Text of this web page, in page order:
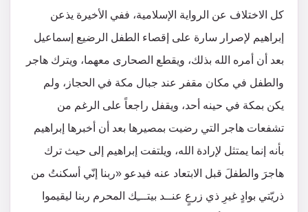
كل الاختلاف عن الرواية الإسلامية، ففي الأخيرة يذعن
إبراهيم لإصرار سارة على إقصاء الطفل الرضيع إسماعيل
بعد أن أمره الله بذلك، ويقطع الصحارى معهما، ويترك هاجر
والطفل في مكان مقفر عند جبال مكة في الحجاز، ولم
يكن بمكة في حينه أحد، ويقفل راجعاً على الرغم من
تشفعات هاجر التي رضيت بمصيرها بعد أن أخبرها إبراهيم
بأنه إنما يمتثل لإرادة الله، ويلتفت إبراهيم إلى حيث ترك
هاجرَ والطفلَ قبل الابتعاد عنه فيدعو «ربنا إنّي أسكنتُ من
ذريّتي بوادٍ غيرِ ذي زرعٍ عنــد بيتـــِك المحرم ربنا ليقيموا